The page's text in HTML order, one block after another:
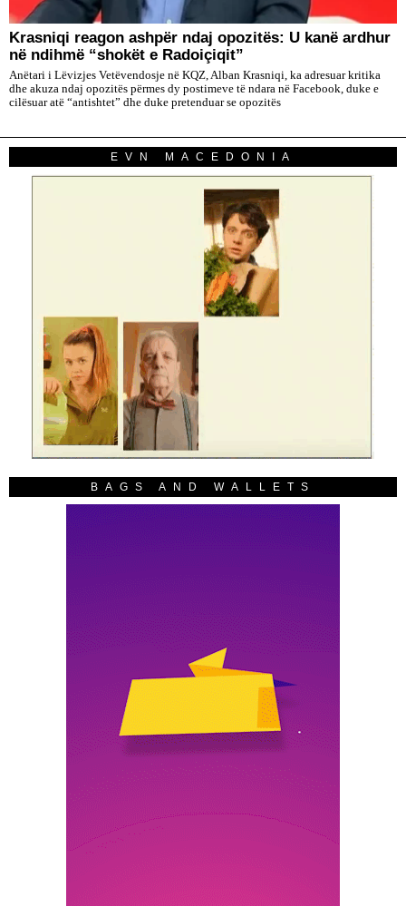
​Krasniqi reagon ashpër ndaj opozitës: U kanë ardhur
në ndihmë “shokët e Radoiçiqit”
Anëtari i Lëvizjes Vetëvendosje në KQZ, Alban Krasniqi, ka adresuar kritika
dhe akuza ndaj opozitës përmes dy postimeve të ndara në Facebook, duke e
cilësuar atë “antishtet” dhe duke pretenduar se opozitës
EVN MACEDONIA
BAGS AND WALLETS